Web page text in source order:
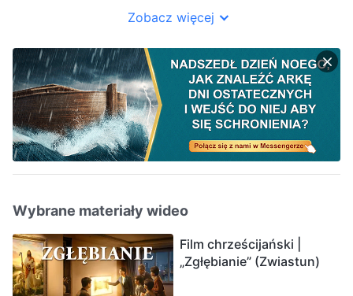
Zobacz więcej
Wybrane materiały wideo
Film chrześcijański |
„Zgłębianie” (Zwiastun)